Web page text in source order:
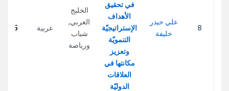
8
علي حيدر
خليفة
في تحقيق
الأهداف
الإستراتيجيّة
التنمويّة
وتعزيز
مكانتها في
العلاقات
الدوليّة
الخليج
العربي,
شباب
ورياضة
عربية 395